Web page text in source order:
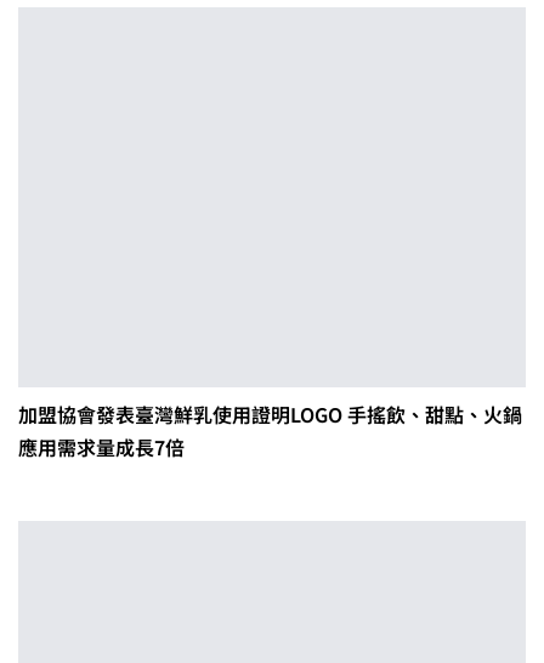
加盟協會發表臺灣鮮乳使用證明LOGO 手搖飲、甜點、火鍋
應用需求量成長7倍